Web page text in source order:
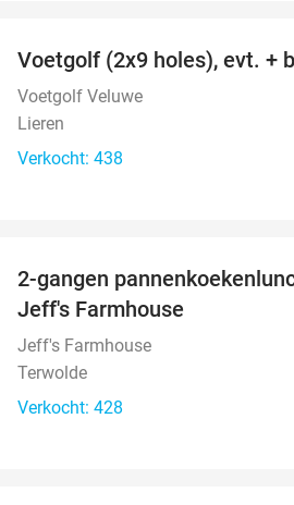
Voetgolf (2x9 holes), evt. +
Voetgolf Veluwe
Lieren
Verkocht: 438
2-gangen
Jeff's Farmhouse
Jeff's Farmhouse
Terwolde
Verkocht: 428